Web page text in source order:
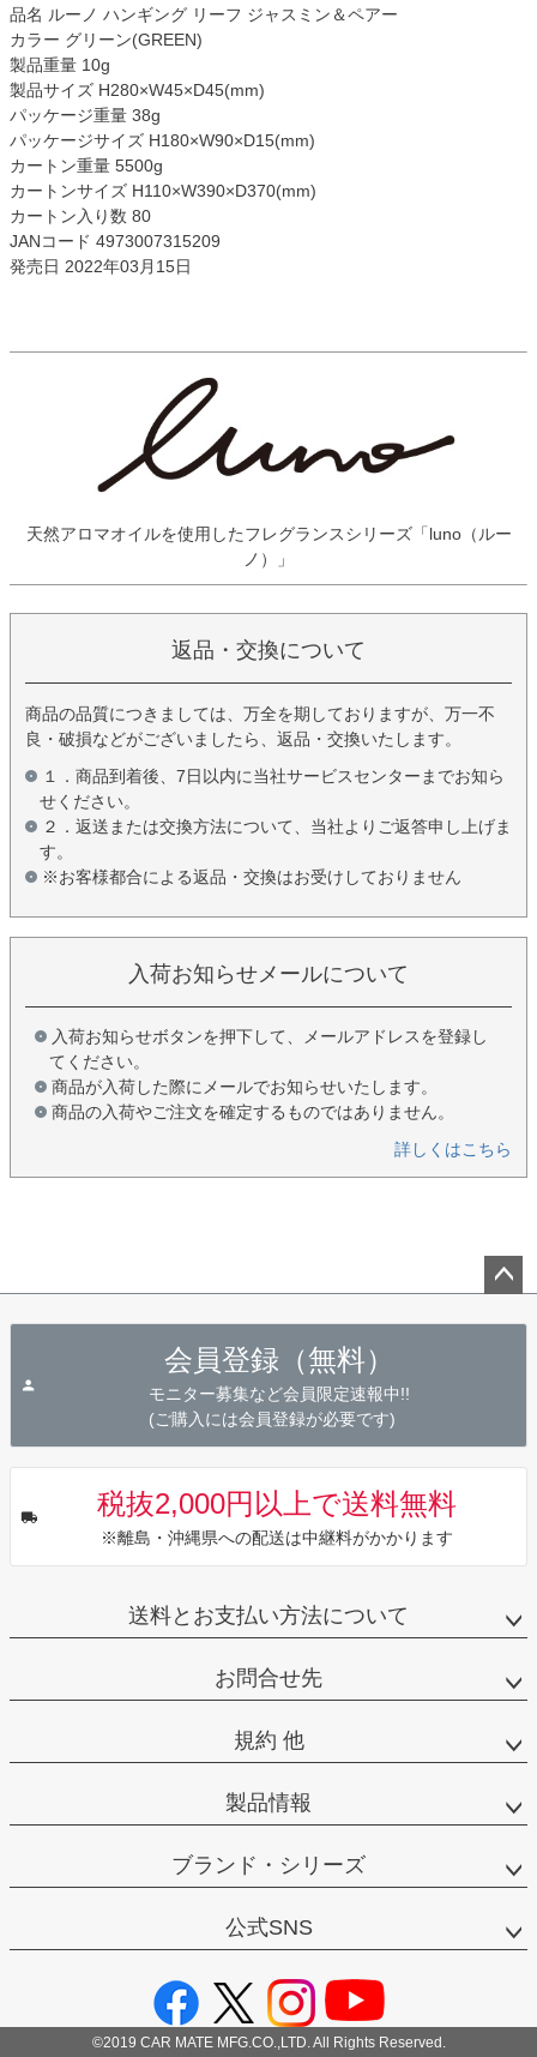
品名 ルーノ ハンギング リーフ ジャスミン＆ペアー
カラー グリーン(GREEN)
製品重量 10g
製品サイズ H280×W45×D45(mm)
パッケージ重量 38g
パッケージサイズ H180×W90×D15(mm)
カートン重量 5500g
カートンサイズ H110×W390×D370(mm)
カートン入り数 80
JANコード 4973007315209
発売日 2022年03月15日
天然アロマオイルを使用したフレグランスシリーズ「luno（ルー
ノ）」
返品・交換について
商品の品質につきましては、万全を期しておりますが、万一不
良・破損などがございましたら、返品・交換いたします。
１．商品到着後、7日以内に当社サービスセンターまでお知ら
せください。
２．返送または交換方法について、当社よりご返答申し上げま
す。
※お客様都合による返品・交換はお受けしておりません
入荷お知らせメールについて
入荷お知らせボタンを押下して、メールアドレスを登録し
てください。
商品が入荷した際にメールでお知らせいたします。
商品の入荷やご注文を確定するものではありません。
詳しくはこちら
会員登録（無料）
モニター募集など会員限定速報中!!
(ご購入には会員登録が必要です)
税抜2,000円以上で送料無料
※離島・沖縄県への配送は中継料がかかります
送料とお支払い方法について
お問合せ先
規約 他
製品情報
ブランド・シリーズ
公式SNS
©2019 CAR MATE MFG.CO.,LTD. All Rights Reserved.